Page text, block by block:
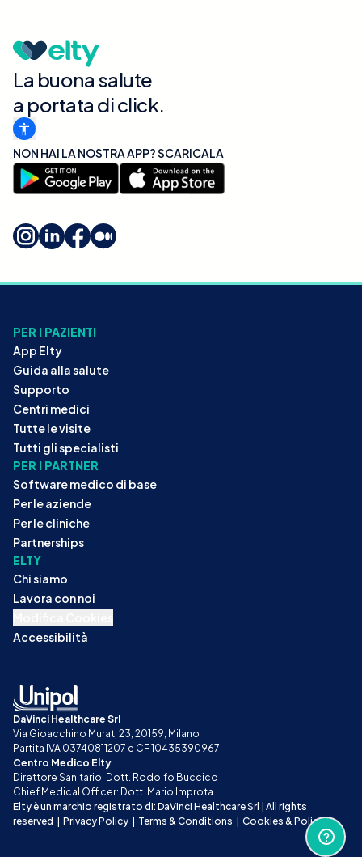
La buona salute
a portata di click.
NON HAI LA NOSTRA APP? SCARICALA
PER I PAZIENTI
App Elty
Guida alla salute
Supporto
Centri medici
Tutte le visite
Tutti gli specialisti
PER I PARTNER
Software medico di base
Per le aziende
Per le cliniche
Partnerships
ELTY
Chi siamo
Lavora con noi
Accessibilità
DaVinci Healthcare Srl
Via Gioacchino Murat, 23, 20159, Milano
Partita IVA 03740811207 e CF 10435390967
Centro Medico Elty
Direttore Sanitario: Dott. Rodolfo Buccico
Chief Medical Officer: Dott. Mario Improta
Elty è un marchio registrato di: DaVinci Healthcare Srl | All rights
reserved | Privacy Policy | Terms & Conditions | Cookies & Policy